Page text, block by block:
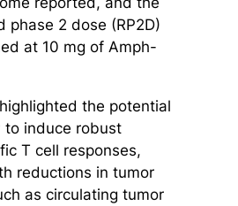
phase 2 dose (RP2D)
at 10 mg of Amph-
the potential
to induce robust
T cell responses,
reductions in tumor
as circulating tumor